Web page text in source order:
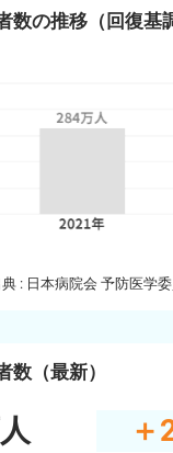
数の推移（回復基
: 日本病院会 予防医学委
数（最新）
＋